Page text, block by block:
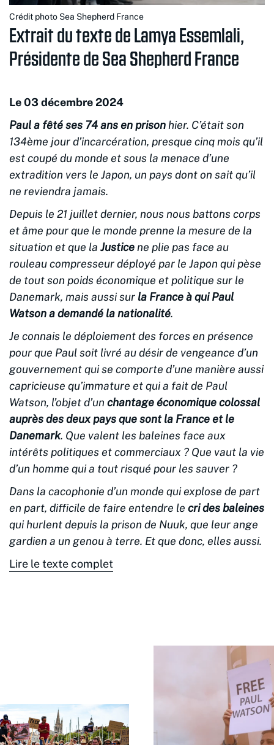
Crédit photo Sea Shepherd France
Extrait du texte de Lamya Essemlali,
Présidente de Sea Shepherd France
Le 03 décembre 2024
Paul a fêté ses 74 ans en prison hier. C’était son
134ème jour d’incarcération, presque cinq mois qu’il
est coupé du monde et sous la menace d’une
extradition vers le Japon, un pays dont on sait qu’il
ne reviendra jamais.
Depuis le 21 juillet dernier, nous nous battons corps
et âme pour que le monde prenne la mesure de la
situation et que la Justice ne plie pas face au
rouleau compresseur déployé par le Japon qui pèse
de tout son poids économique et politique sur le
Danemark, mais aussi sur la France à qui Paul
Watson a demandé la nationalité.
Je connais le déploiement des forces en présence
pour que Paul soit livré au désir de vengeance d’un
gouvernement qui se comporte d’une manière aussi
capricieuse qu’immature et qui a fait de Paul
Watson, l’objet d’un chantage économique colossal
auprès des deux pays que sont la France et le
Danemark. Que valent les baleines face aux
intérêts politiques et commerciaux ? Que vaut la vie
d’un homme qui a tout risqué pour les sauver ?
Dans la cacophonie d’un monde qui explose de part
en part, difficile de faire entendre le cri des baleines
qui hurlent depuis la prison de Nuuk, que leur ange
gardien a un genou à terre. Et que donc, elles aussi.
Lire le texte complet